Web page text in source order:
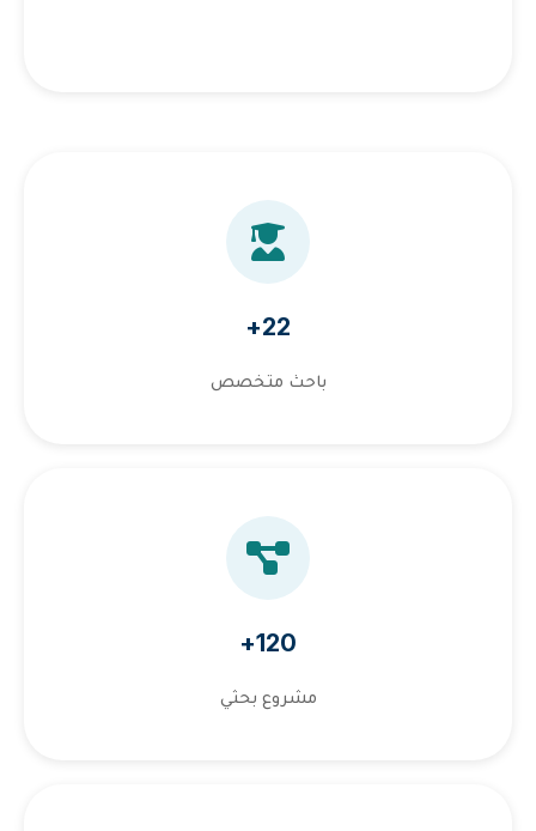
22+
باحث متخصص
120+
مشروع بحثي